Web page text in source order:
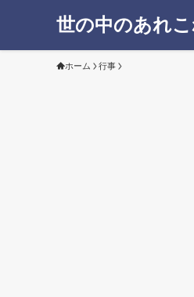
世の中のあれ
ホーム 行事